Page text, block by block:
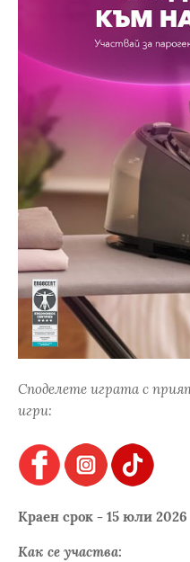
Споделете играта с
игри:
Краен срок - 15 юли 2026
Как се участва: